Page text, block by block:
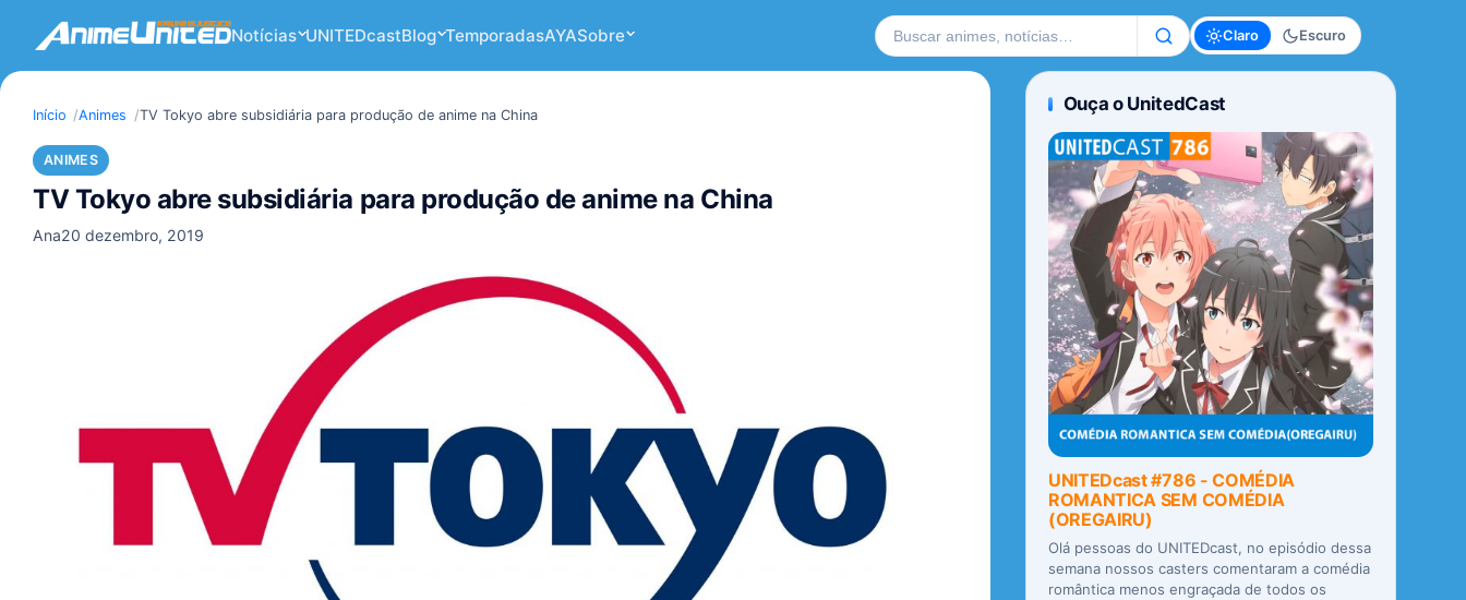
Notícias UNITEDcastBlog TemporadasAYASobre Buscar no site Claro Escuro
Início Animes TV Tokyo abre subsidiária para produção de anime na China
ANIMES
TV Tokyo abre subsidiária para produção de anime na China
Ana20 dezembro, 2019
Ouça o UnitedCast
UNITEDcast #786 - COMÉDIA
ROMANTICA SEM COMÉDIA
(OREGAIRU)
Olá pessoas do UNITEDcast, no episódio dessa
semana nossos casters comentaram a comédia
romântica menos engraçada de todos os